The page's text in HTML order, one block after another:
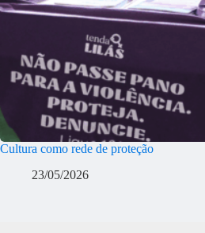
Cultura como rede de proteção
23/05/2026